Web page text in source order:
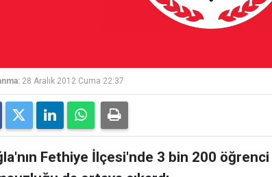
28 Aralık 2012 Cuma 22:37
Fethiye İlçesi'nde 3 bin 200